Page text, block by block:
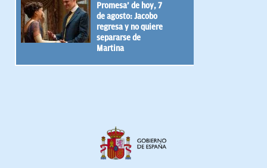
Promesa’ de hoy, 7
de agosto: Jacobo
regresa y no quiere
separarse de
Martina